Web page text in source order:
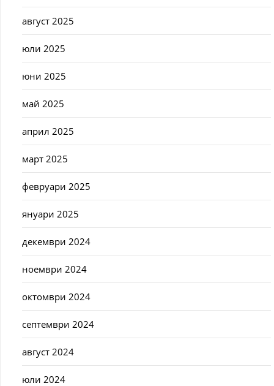
август 2025
юли 2025
юни 2025
май 2025
април 2025
март 2025
февруари 2025
януари 2025
декември 2024
ноември 2024
октомври 2024
септември 2024
август 2024
юли 2024